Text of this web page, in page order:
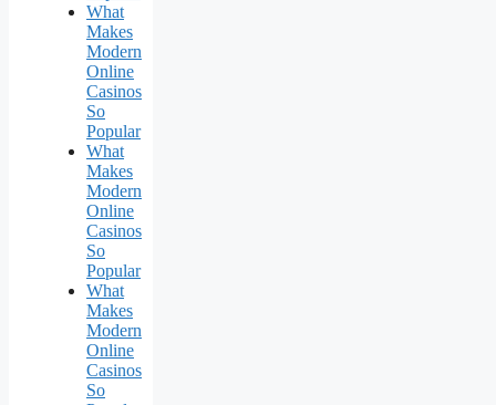
What
Makes
Modern
Online
Casinos
So
Popular
What
Makes
Modern
Online
Casinos
So
Popular
What
Makes
Modern
Online
Casinos
So